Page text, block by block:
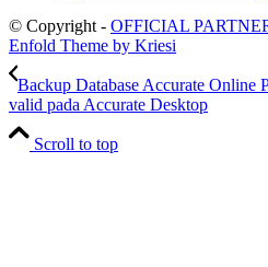
© Copyright - OFFICIAL
Enfold Theme by Kriesi
Backup Database Accurate Online
valid pada Accurate Desktop
Scroll to top